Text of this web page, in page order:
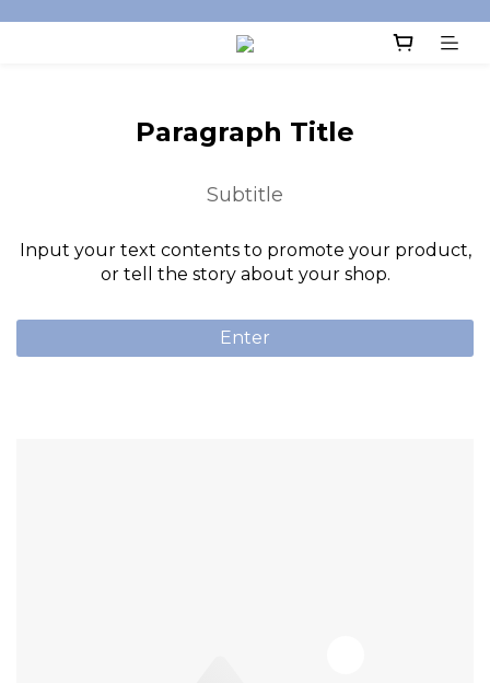
Paragraph Title
Subtitle
Input your text contents to promote your product,
or tell the story about your shop.
Enter